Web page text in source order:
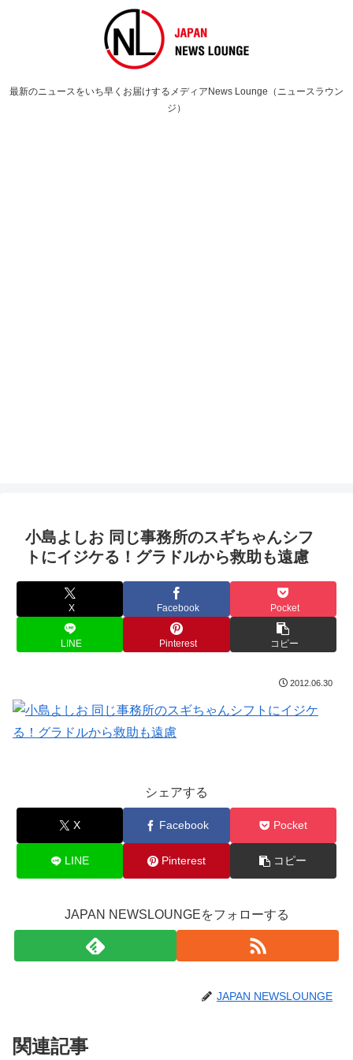
最新のニュースをいち早くお届けするメディアNews Lounge（ニュースラウン
ジ）
小島よしお 同じ事務所のスギちゃんシフ
トにイジケる！グラドルから救助も遠慮
X Facebook Pocket
LINE Pinterest コピー
2012.06.30
シェアする
X Facebook Pocket
LINE Pinterest コピー
JAPAN NEWSLOUNGEをフォローする
JAPAN NEWSLOUNGE
関連記事